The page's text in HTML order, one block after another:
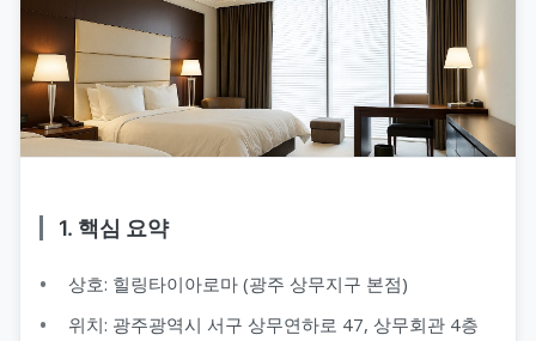
1. 핵심 요약
상호: 힐링타이아로마 (광주 상무지구 본점)
위치: 광주광역시 서구 상무연하로 47, 상무회관 4층